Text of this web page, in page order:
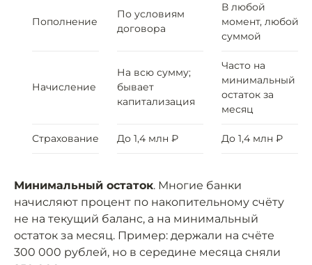
Пополнение
По условиям
договора
В любой
момент, любой
суммой
Начисление
На всю сумму;
бывает
капитализация
Часто на
минимальный
остаток за
месяц
Страхование До 1,4 млн ₽ До 1,4 млн ₽
Минимальный остаток. Многие банки
начисляют процент по накопительному счёту
не на текущий баланс, а на минимальный
остаток за месяц. Пример: держали на счёте
300 000 рублей, но в середине месяца сняли